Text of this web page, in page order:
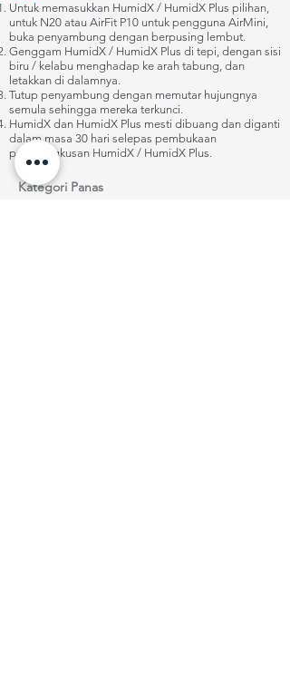
Untuk memasukkan HumidX / HumidX Plus pilihan,
untuk N20 atau AirFit P10 untuk pengguna AirMini,
buka penyambung dengan berpusing lembut.
Genggam HumidX / HumidX Plus di tepi, dengan sisi
biru / kelabu menghadap ke arah tabung, dan
letakkan di dalamnya.
Tutup penyambung dengan memutar hujungnya
semula sehingga mereka terkunci.
HumidX dan HumidX Plus mesti dibuang dan diganti
dalam masa 30 hari selepas pembukaan
pembungkusan HumidX / HumidX Plus.
Kategori Panas